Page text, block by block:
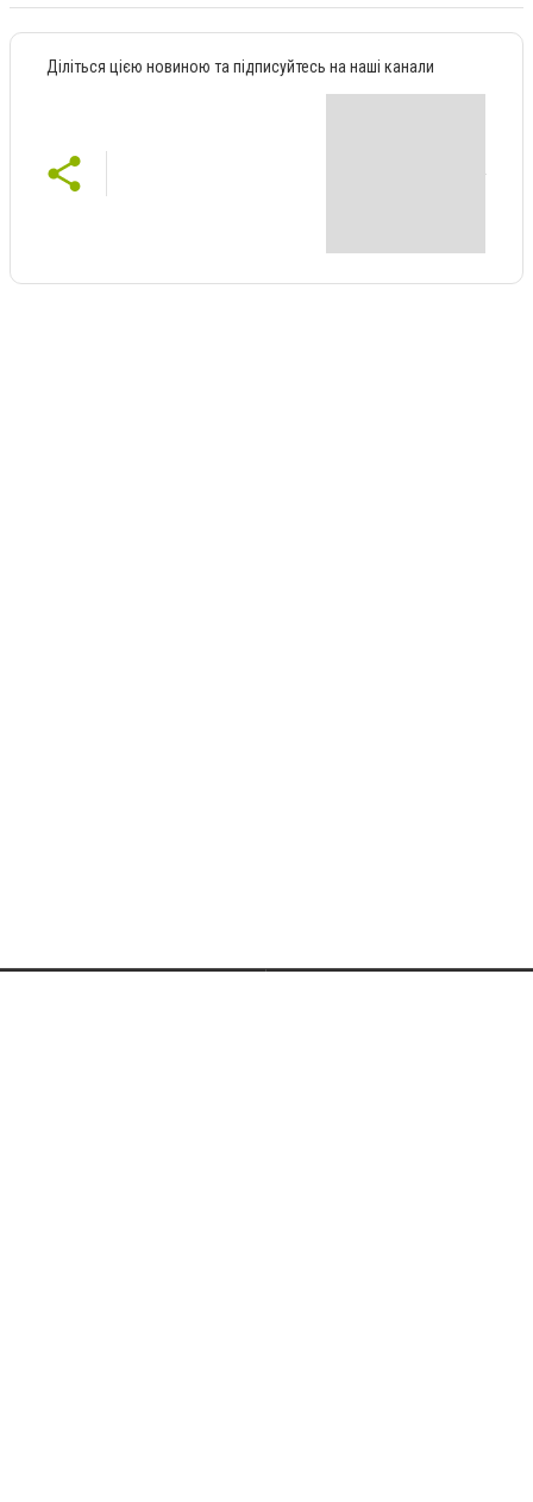
Діліться цією новиною та підписуйтесь на наші канали